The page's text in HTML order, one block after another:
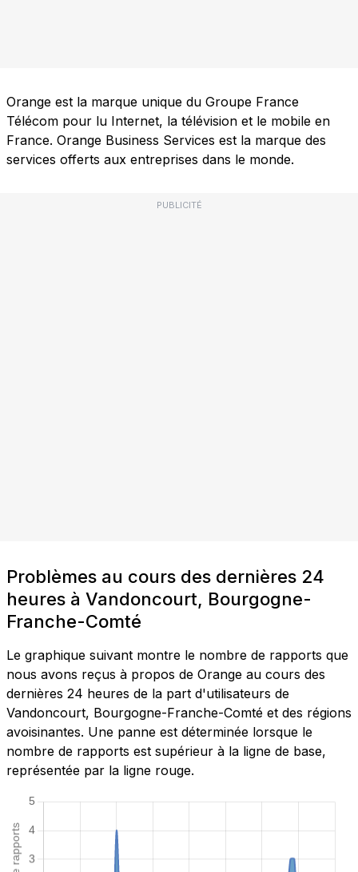
Orange est la marque unique du Groupe France
Télécom pour lu Internet, la télévision et le mobile en
France. Orange Business Services est la marque des
services offerts aux entreprises dans le monde.
PUBLICITÉ
Problèmes au cours des dernières 24
heures à Vandoncourt, Bourgogne-
Franche-Comté
Le graphique suivant montre le nombre de rapports que
nous avons reçus à propos de Orange au cours des
dernières 24 heures de la part d'utilisateurs de
Vandoncourt, Bourgogne-Franche-Comté et des régions
avoisinantes. Une panne est déterminée lorsque le
nombre de rapports est supérieur à la ligne de base,
représentée par la ligne rouge.